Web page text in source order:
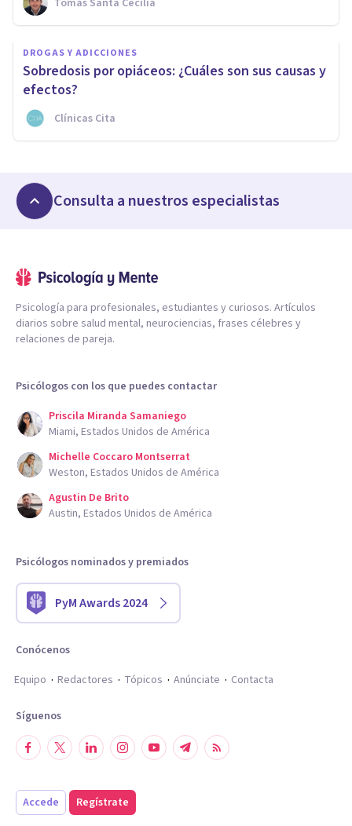
Tomás Santa Cecilia
DROGAS Y ADICCIONES
Sobredosis por opiáceos: ¿Cuáles son sus causas y
efectos?
Clínicas Cita
Consulta a nuestros especialistas
Psicología para profesionales, estudiantes y curiosos. Artículos
diarios sobre salud mental, neurociencias, frases célebres y
relaciones de pareja.
Psicólogos con los que puedes contactar
Priscila Miranda Samaniego
Miami, Estados Unidos de América
Michelle Coccaro Montserrat
Weston, Estados Unidos de América
Agustin De Brito
Austin, Estados Unidos de América
Psicólogos nominados y premiados
PyM Awards 2024
Conócenos
Equipo
Redactores Tópicos Anúnciate Contacta
Síguenos
Accede Regístrate